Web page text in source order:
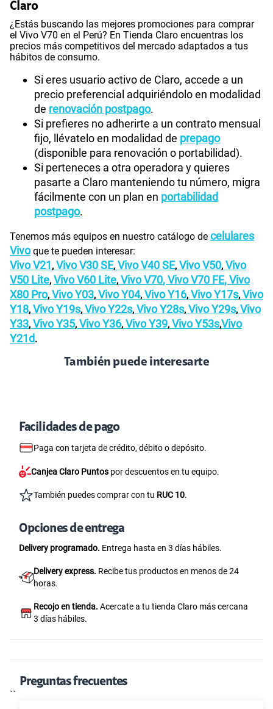
Claro
¿Estás buscando las mejores promociones para comprar
el Vivo V70 en el Perú? En Tienda Claro encuentras los
precios más competitivos del mercado adaptados a tus
hábitos de consumo.
Si eres usuario activo de Claro, accede a un
precio preferencial adquiriéndolo en modalidad
de renovación postpago.
Si prefieres no adherirte a un contrato mensual
fijo, llévatelo en modalidad de prepago
(disponible para renovación o portabilidad).
Si perteneces a otra operadora y quieres
pasarte a Claro manteniendo tu número, migra
fácilmente con un plan en portabilidad
postpago.
Tenemos más equipos en nuestro catálogo de celulares
Vivoque te pueden interesar:
Vivo V21 , Vivo V30 SE, Vivo V40 SE, Vivo V50, Vivo
V50 Lite, Vivo V60 Lite, Vivo V70,Vivo V70 FE,Vivo
X80 Pro, Vivo Y03, Vivo Y04, Vivo Y16, Vivo Y17s, Vivo
Y18, Vivo Y19s, Vivo Y22s, Vivo Y28s, Vivo Y29s, Vivo
Y33, Vivo Y35, Vivo Y36, Vivo Y39, Vivo Y53s,Vivo
Y21d.
También puede interesarte
Facilidades de pago
Paga con tarjeta de crédito, débito o depósito.
Canjea Claro Puntos por descuentos en tu equipo.
También puedes comprar con tu RUC 10.
Opciones de entrega
Delivery programado. Entrega hasta en 3 días hábiles.
Delivery express. Recibe tus productos en menos de 24
horas.
Recojo en tienda. Acercate a tu tienda Claro más cercana
3 días hábiles.
Preguntas frecuentes
``